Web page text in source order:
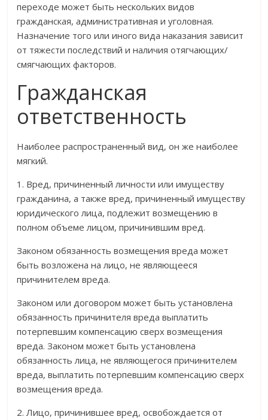
переходе может быть нескольких видов
гражданская, административная и уголовная.
Назначение того или иного вида наказания зависит
от тяжести последствий и наличия отягчающих/
смягчающих факторов.
Гражданская
ответственность
Наиболее распространенный вид, он же наиболее
мягкий.
1. Вред, причиненный личности или имуществу
гражданина, а также вред, причиненный имуществу
юридического лица, подлежит возмещению в
полном объеме лицом, причинившим вред.
Законом обязанность возмещения вреда может
быть возложена на лицо, не являющееся
причинителем вреда.
Законом или договором может быть установлена
обязанность причинителя вреда выплатить
потерпевшим компенсацию сверх возмещения
вреда. Законом может быть установлена
обязанность лица, не являющегося причинителем
вреда, выплатить потерпевшим компенсацию сверх
возмещения вреда.
2. Лицо, причинившее вред, освобождается от